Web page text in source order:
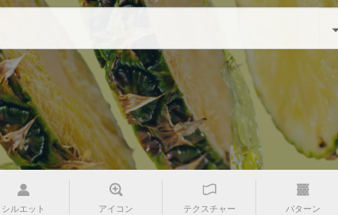
シルエット アイコン テクスチャー パターン